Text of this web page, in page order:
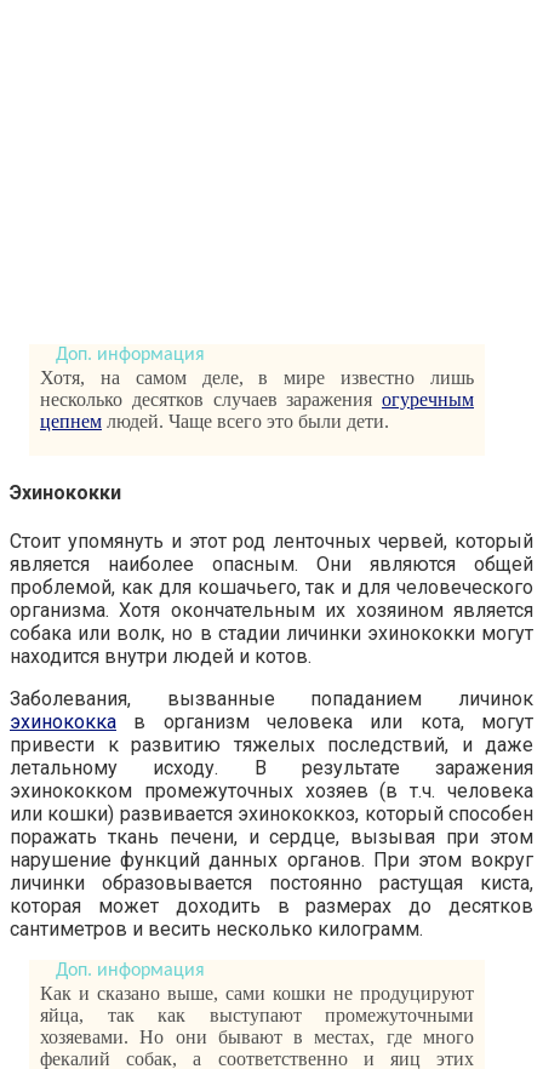
Хотя, на самом деле, в мире известно лишь
несколько десятков случаев заражения огуречным
цепнем людей. Чаще всего это были дети.
Эхинококки
Стоит упомянуть и этот род ленточных червей, который
является наиболее опасным. Они являются общей
проблемой, как для кошачьего, так и для человеческого
организма. Хотя окончательным их хозяином является
собака или волк, но в стадии личинки эхинококки могут
находится внутри людей и котов.
Заболевания, вызванные попаданием личинок
эхинококка в организм человека или кота, могут
привести к развитию тяжелых последствий, и даже
летальному исходу. В результате заражения
эхинококком промежуточных хозяев (в т.ч. человека
или кошки) развивается эхинококкоз, который способен
поражать ткань печени, и сердце, вызывая при этом
нарушение функций данных органов. При этом вокруг
личинки образовывается постоянно растущая киста,
которая может доходить в размерах до десятков
сантиметров и весить несколько килограмм.
Как и сказано выше, сами кошки не продуцируют
яйца, так как выступают промежуточными
хозяевами. Но они бывают в местах, где много
фекалий собак, а соответственно и яиц этих